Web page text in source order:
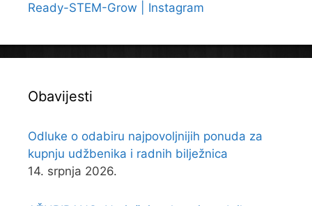
Ready-STEM-Grow | Instagram
Obavijesti
Odluke o odabiru najpovoljnijih ponuda za
kupnju udžbenika i radnih bilježnica
14. srpnja 2026.